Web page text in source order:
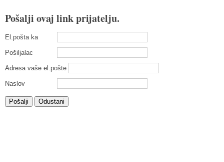
Pošalji ovaj link prijatelju.
El.pošta ka
Pošiljalac
Adresa vaše el.pošte
Naslov
Pošalji Odustani